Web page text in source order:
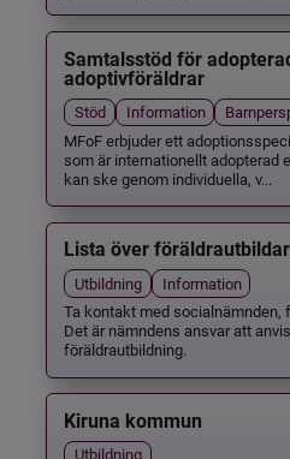
Samtalsstöd för
adoptivföräldrar
Stöd Information
MFoF erbjuder ett
som är internationellt adopterad
kan ske genom individuella, v...
Lista över
Utbildning
Information
Ta kontakt med socialnämnden,
Det är nämndens ansvar att
föräldrautbildning.
Kiruna kommun
Utbildning